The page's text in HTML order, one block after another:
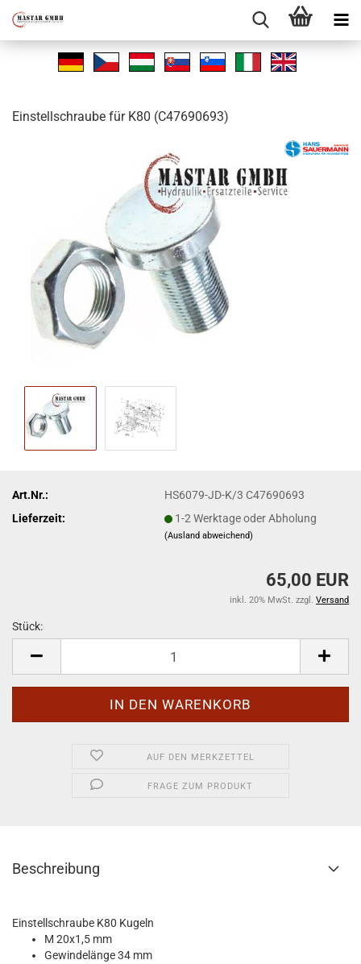
Ein­stell­schrau­be für K80 (C47690693)
Art.Nr.:
HS6079-JD-K/3 C47690693
Lieferzeit:
1-2 Werktage oder Abholung
(Ausland abweichend)
65,00 EUR
inkl. 20% MwSt. zzgl. Versand
Stück:
AUF DEN MERKZETTEL
FRAGE ZUM PRODUKT
Beschreibung
Einstellschraube K80 Kugeln
M 20x1,5 mm
Gewindelänge 34 mm